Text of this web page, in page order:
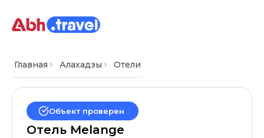
Главная Алахадзы Отели
Отель Melange
Объект проверен